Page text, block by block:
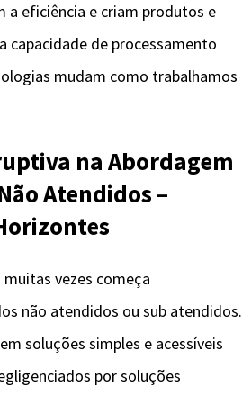
a eficiência e criam produtos e
capacidade de processamento
mudam como trabalhamos
na Abordagem
Atendidos –
vezes começa
não atendidos ou sub atendidos.
soluções simples e acessíveis
por soluções